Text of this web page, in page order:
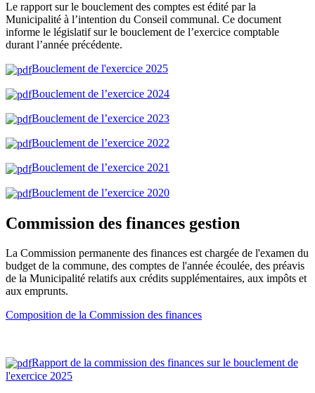
Le rapport sur le bouclement des comptes est édité par la
Municipalité à l’intention du Conseil communal. Ce document
informe le législatif sur le bouclement de l’exercice comptable
durant l’année précédente.
Bouclement de l'exercice 2025
Bouclement de l’exercice 2024
Bouclement de l’exercice 2023
Bouclement de l’exercice 2022
Bouclement de l’exercice 2021
Bouclement de l’exercice 2020
Commission des finances gestion
La Commission permanente des finances est chargée de l'examen du
budget de la commune, des comptes de l'année écoulée, des préavis
de la Municipalité relatifs aux crédits supplémentaires, aux impôts et
aux emprunts.
Composition de la Commission des finances
Rapport de la commission des finances sur le bouclement de
l'exercice 2025